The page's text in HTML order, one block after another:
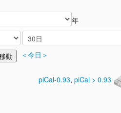
年
＜今日＞
piCal-0.93, piCal > 0.93